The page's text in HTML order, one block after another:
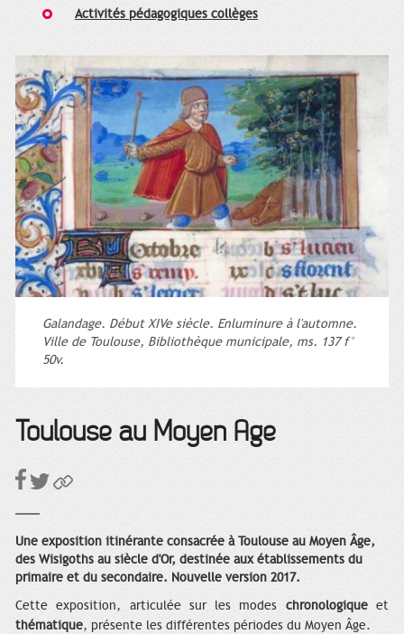
Activités pédagogiques collèges
Galandage. Début XIVe siècle. Enluminure à l'automne.
Ville de Toulouse, Bibliothèque municipale, ms. 137 f°
50v.
Toulouse au Moyen Âge
Une exposition itinérante consacrée à Toulouse au Moyen Âge,
des Wisigoths au siècle d'Or, destinée aux établissements du
primaire et du secondaire. Nouvelle version 2017.
Cette exposition, articulée sur les modes chronologiqueet
thématique, présente les différentes périodes du Moyen Âge.